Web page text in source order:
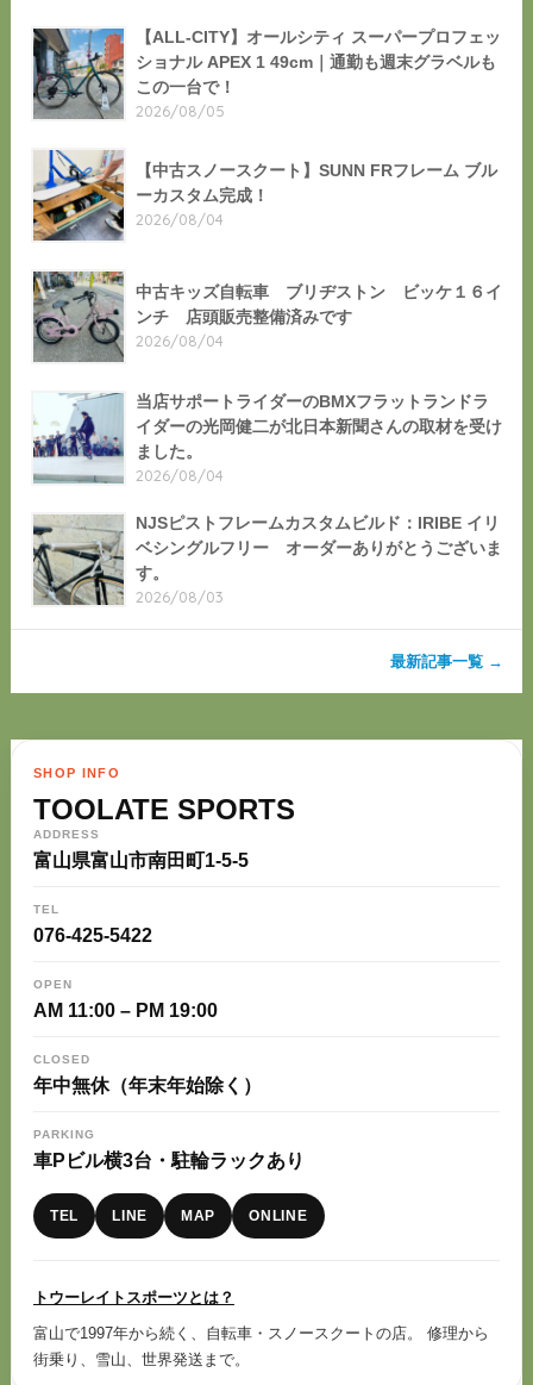
【ALL-CITY】オールシティ スーパープロフェッ
ショナル APEX 1 49cm｜通勤も週末グラベルも
この一台で！
2026/08/05
【中古スノースクート】SUNN FRフレーム ブル
ーカスタム完成！
2026/08/04
中古キッズ自転車 ブリヂストン ビッケ１６イ
ンチ 店頭販売整備済みです
2026/08/04
当店サポートライダーのBMXフラットランドラ
イダーの光岡健二が北日本新聞さんの取材を受け
ました。
2026/08/04
NJSピストフレームカスタムビルド：IRIBE イリ
ベシングルフリー オーダーありがとうございま
す。
2026/08/03
最新記事一覧 →
SHOP INFO
TOOLATE SPORTS
ADDRESS
富山県富山市南田町1-5-5
TEL
076-425-5422
OPEN
AM 11:00 – PM 19:00
CLOSED
年中無休（年末年始除く）
PARKING
車Pビル横3台・駐輪ラックあり
TEL LINE MAP ONLINE
トウーレイトスポーツとは？
富山で1997年から続く、自転車・スノースクートの店。 修理から
街乗り、雪山、世界発送まで。